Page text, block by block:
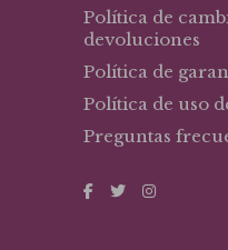
Política de
devoluciones
Política de
Política de uso
Preguntas